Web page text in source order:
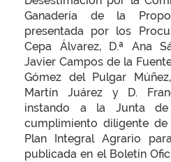
Ganadería de la
presentada por los
Cepa Álvarez, D.ª Ana
Javier Campos de la
Gómez del Pulgar
Martín Juárez y D.
instando a la Junta
cumplimiento diligente
Plan Integral Agrario
publicada en el Boletín